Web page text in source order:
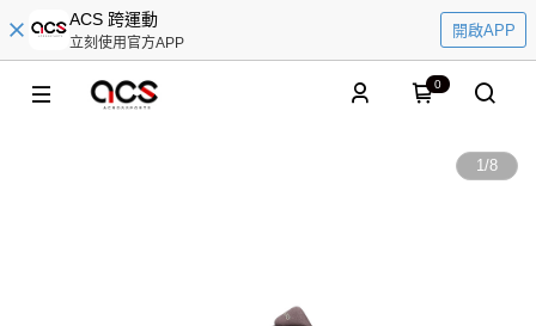
ACS 跨運動
立刻使用官方APP
開啟APP
0
1/8